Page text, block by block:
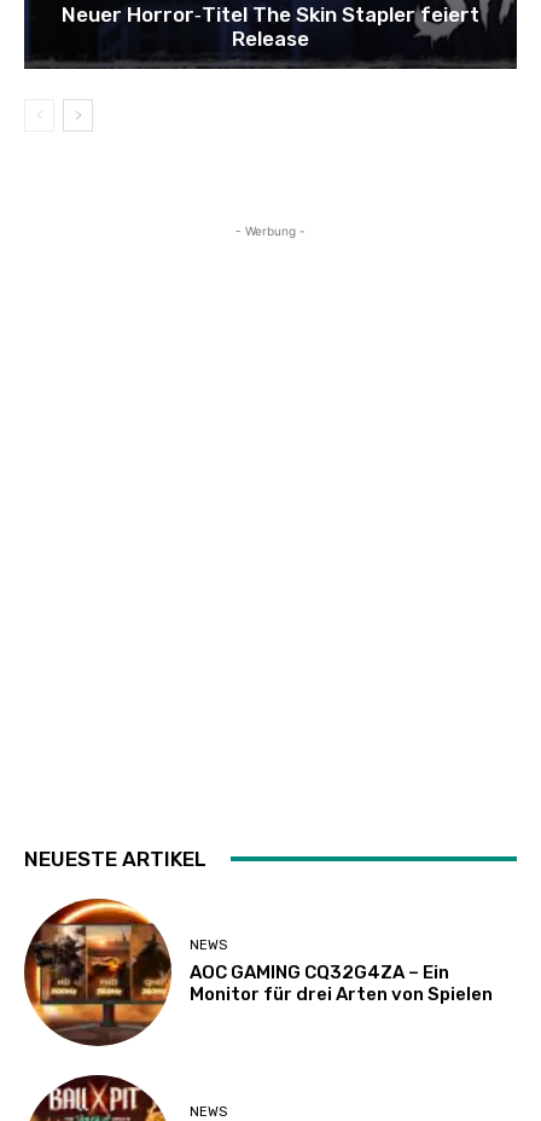
Neuer Horror‑Titel The Skin Stapler feiert
Release
- Werbung -
NEUESTE ARTIKEL
NEWS
AOC GAMING CQ32G4ZA – Ein
Monitor für drei Arten von Spielen
NEWS